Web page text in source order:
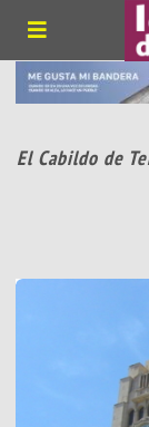
El Cabildo de